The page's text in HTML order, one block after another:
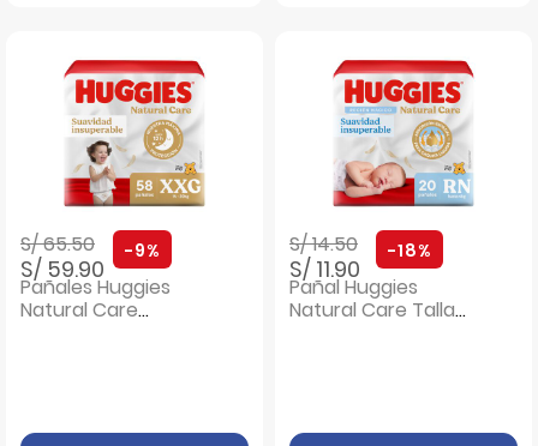
Precio rebajado de
S/ 65.50a
S/ 59.90
-9%
Pañales Huggies
Natural Care
Precio rebajado de
S/ 14.50a
S/ 11.90
-18%
Pañal Huggies
Natural Care Talla